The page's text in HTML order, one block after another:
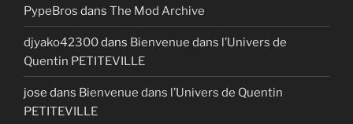
PypeBros dans The Mod Archive
djyako42300dans Bienvenue dans l’Univers de
Quentin PETITEVILLE
jose dans Bienvenue dans l’Univers de Quentin
PETITEVILLE